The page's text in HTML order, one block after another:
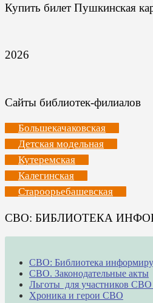
Купить билет Пушкинская
2026
Сайты библиотек-филиалов
Большекачаковская
Детская модельная
Кутеремская
Калегинская
Староорьебашевская
СВО: БИБЛИОТЕКА
СВО: Библиотека
СВО. Законодательные акты
Льготы для участников СВО
Хроника и герои СВО